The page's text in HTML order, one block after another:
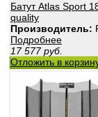
Батут Atlas Sport
quality
Производитель:
Подробнее
17 577 руб.
Отложить в